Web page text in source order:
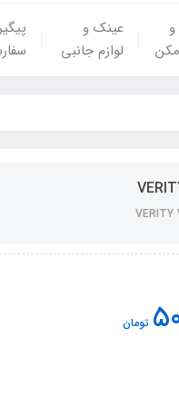
عینک و
لوازم جانبی
VERITY
تومان